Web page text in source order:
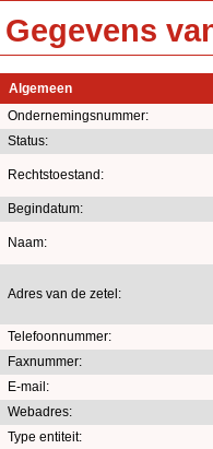
Gegevens
Algemeen
Ondernemingsnummer:
Status:
Rechtstoestand:
Begindatum:
Naam:
Adres van de zetel:
Telefoonnummer:
Faxnummer:
E-mail:
Webadres:
Type entiteit: